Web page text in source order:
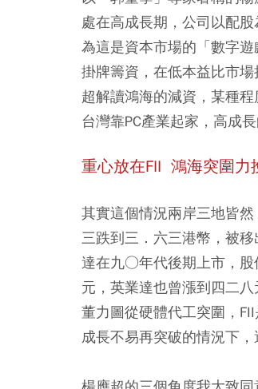
處在高成長期，公司以配
為這是資本市場的「數字
掛牌籌資，在低本益比市
超解讀鴻海的減資，某種
台灣靠PC產業起家，高成
重心放在FII 鴻海突圍力
其實這個情況兩岸三地皆
三跌到三．六三港幣，被
達在九○年代後期上市，
元，英業達也曾漲到四二
董力圖從硬體代工突圍，
成長不易再突破的情況下